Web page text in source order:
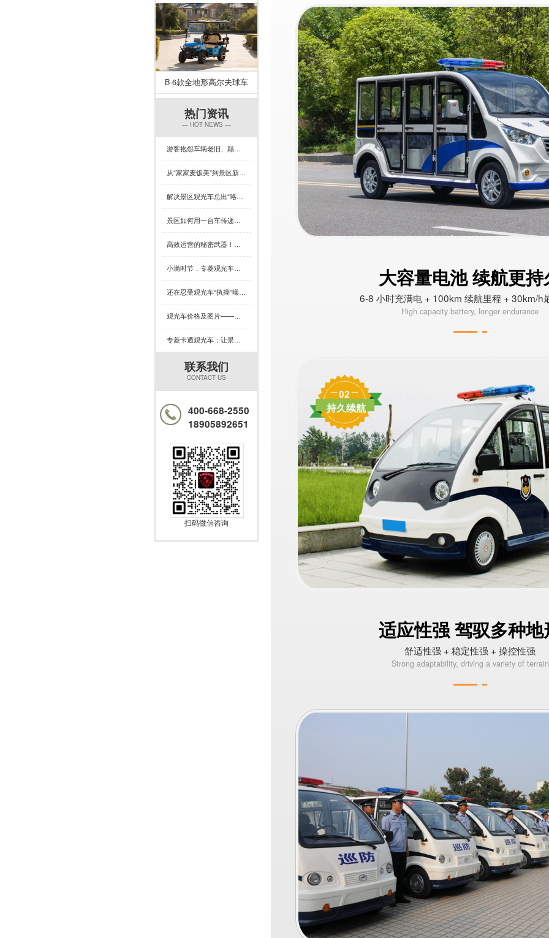
B-6款全地形高尔夫球车
热门资讯
— HOT NEWS —
游客抱怨车辆老旧、颠簸？一台让景区复购率飙升的观光车来了！
从“家家麦饭美”到景区新体验，芒种×专菱观光车藏着多少惊喜？
解决景区观光车总出“咯吱响”？竟然可以这样做
景区如何用一台车传递人文关怀？答案藏在专菱观光车的钣金工艺里
高效运营的秘密武器！专菱电动景区观光车赋能景区服务升级
小满时节，专菱观光车钣金品质引领出行新体验
还在忍受观光车“执拗”噪音？520解锁专菱黑科技，用整车焊接定义安全浪漫新体验
观光车价格及图片——绝大多数买家都吃了这个亏，您知道吗？
专菱卡通观光车：让景区游览充满童趣与欢乐的移动风景线（一）
联系我们
CONTACT US
400-668-2550
18905892651
扫码微信咨询
大容量电池 续航更持
6-8 小时充满电 + 100km 续航里程 + 30km/h
High capacity battery, longer endurance
02
持久续航
适应性强 驾驭多种地
舒适性强 + 稳定性强 + 操控性强
Strong adaptability, driving a variety of terrain